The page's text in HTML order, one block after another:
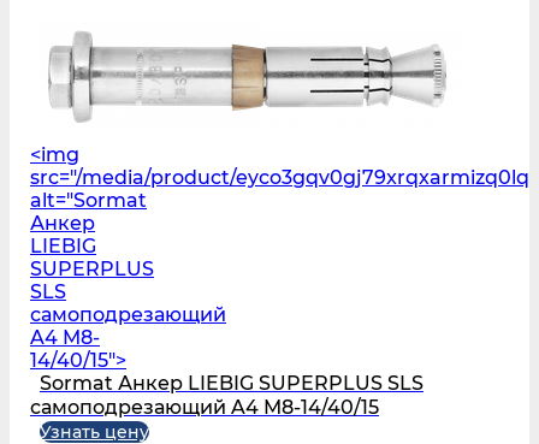
<img
src="/media/product/
alt="Sormat
Анкер
LIEBIG
SUPERPLUS
SLS
самоподрезающий
A4 M8-
14/40/15">
Sormat Анкер LIEBIG SUPERPLUS SLS
самоподрезающий A4 M8-14/40/15
Узнать цену